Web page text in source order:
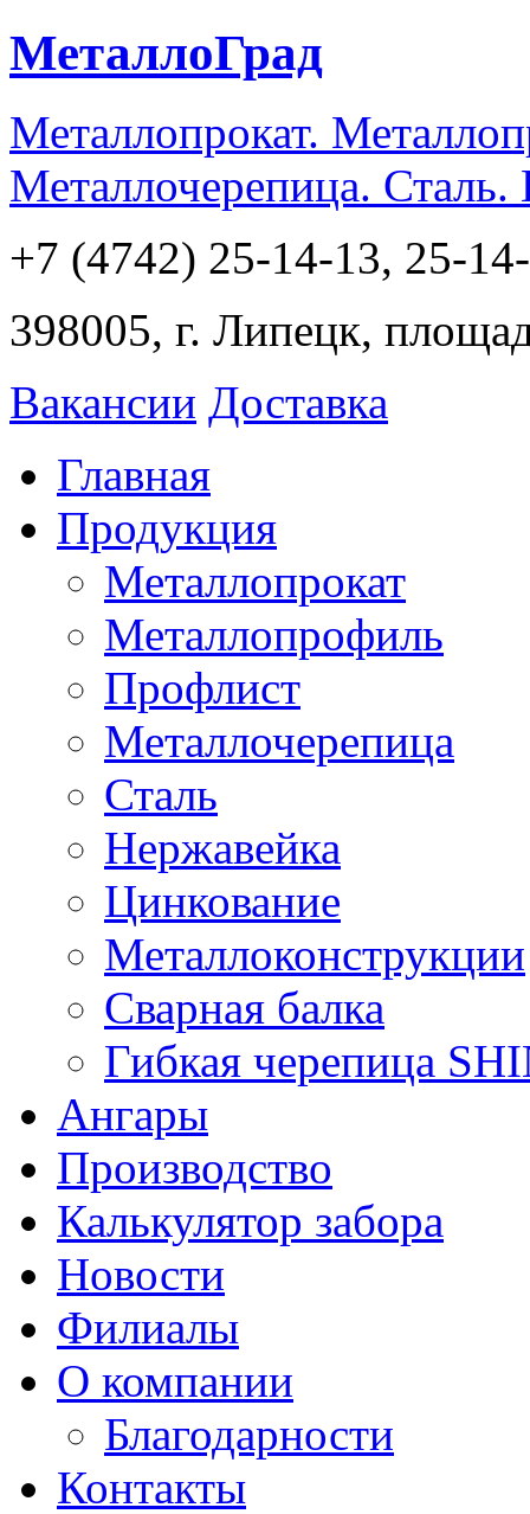
МеталлоГрад
Металлопрокат.
Металлочерепица.
+7 (4742) 25-14-13, 25-
398005, г. Липецк,
Вакансии Доставка
Главная
Продукция
Металлопрокат
Металлопрофиль
Профлист
Металлочерепица
Сталь
Нержавейка
Цинкование
Металлоконструкции
Сварная балка
Гибкая черепица
Ангары
Производство
Калькулятор забора
Новости
Филиалы
О компании
Благодарности
Контакты